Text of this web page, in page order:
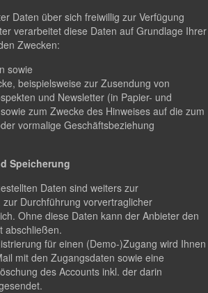
Daten über sich freiwillig zur Verfügung
verarbeitet diese Daten auf Grundlage Ihrer
Zwecken:
sowie
beispielsweise zur Zusendung von
und Newsletter (in Papier- und
zum Zwecke des Hinweises auf die zum
vormalige Geschäftsbeziehung
Speicherung
Daten sind weiters zur
zur Durchführung vorvertraglicher
Ohne diese Daten kann der Anbieter den
abschließen.
für einen (Demo-)Zugang wird Ihnen
mit den Zugangsdaten sowie eine
des Accounts inkl. der darin